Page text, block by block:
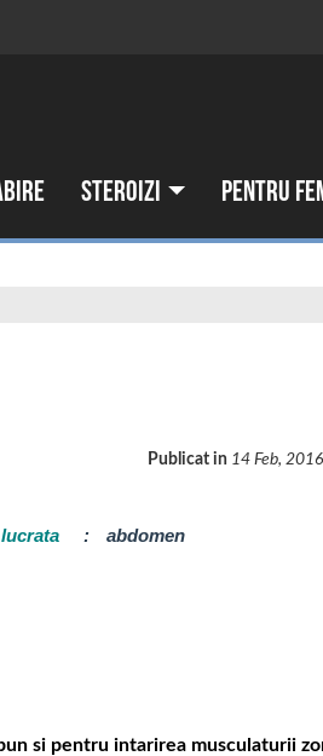
Steroizi Pentru
Publicat in 14 Feb, 2016
:
abdomen
si pentru intarirea musculaturii